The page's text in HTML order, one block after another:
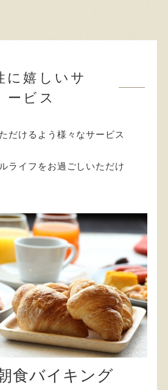
に嬉しいサ
ービス
だけるよう様々なサービス
ライフをお過ごしいただけ
食バイキング